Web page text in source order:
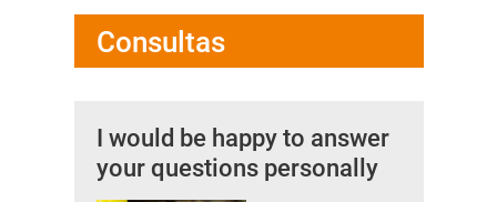
Consultas
I would be happy to answer
your questions personally